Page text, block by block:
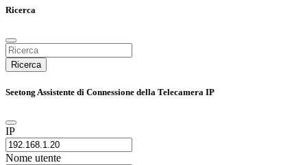
Ricerca
Ricerca
Seetong Assistente di Connessione della Telecamera IP
IP
Nome utente